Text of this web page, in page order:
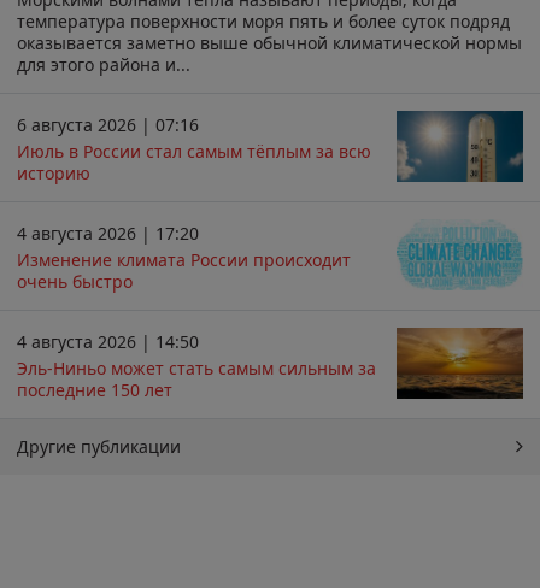
температура поверхности моря пять и более суток подряд
оказывается заметно выше обычной климатической нормы
для этого района и...
6 августа 2026 | 07:16
Июль в России стал самым тёплым за всю
историю
4 августа 2026 | 17:20
Изменение климата России происходит
очень быстро
4 августа 2026 | 14:50
Эль-Ниньо может стать самым сильным за
последние 150 лет
Другие публикации